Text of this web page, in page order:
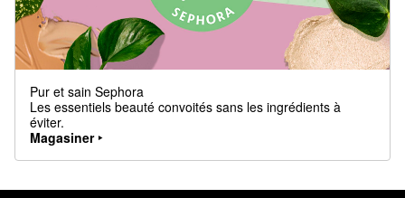
Pur et sain Sephora
Les essentiels beauté convoités sans les ingrédients à
éviter.
Magasiner ‣